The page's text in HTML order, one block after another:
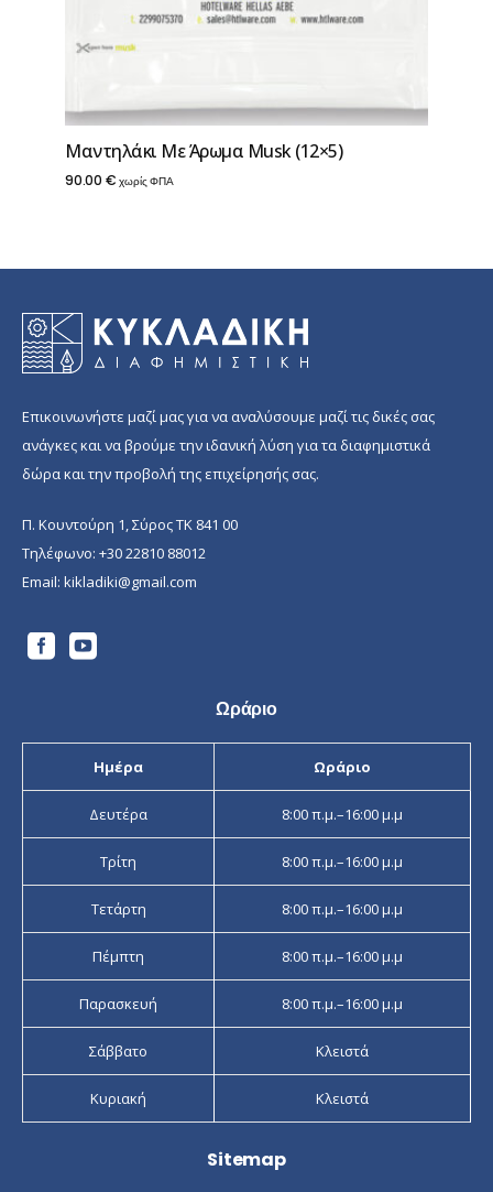
Μαντηλάκι Με Άρωμα Musk (12×5)
90.00 € χωρίς ΦΠΑ
Επικοινωνήστε μαζί μας για να αναλύσουμε μαζί τις δικές σας
ανάγκες και να βρούμε την ιδανική λύση για τα διαφημιστικά
δώρα και την προβολή της επιχείρησής σας.
Π. Κουντούρη 1, Σύρος ΤΚ 841 00
Τηλέφωνο: +30 22810 88012
Email: kikladiki@gmail.com
Ωράριο
Ημέρα Ωράριο
Δευτέρα 8:00 π.μ.–16:00 μ.μ
Τρίτη 8:00 π.μ.–16:00 μ.μ
Τετάρτη 8:00 π.μ.–16:00 μ.μ
Πέμπτη 8:00 π.μ.–16:00 μ.μ
Παρασκευή 8:00 π.μ.–16:00 μ.μ
Σάββατο Κλειστά
Κυριακή Κλειστά
Sitemap